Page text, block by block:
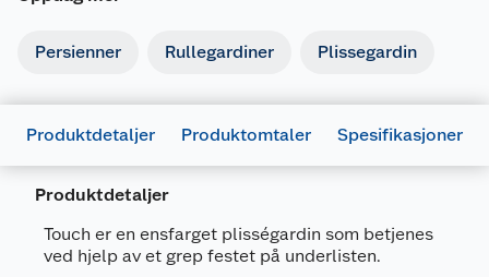
Persienner Rullegardiner Plissegardin
Produktdetaljer Produktomtaler Spesifikasjoner
Produktdetaljer
Touch er en ensfarget plisségardin som betjenes
ved hjelp av et grep festet på underlisten.
Artikkelnummer
5710528626044